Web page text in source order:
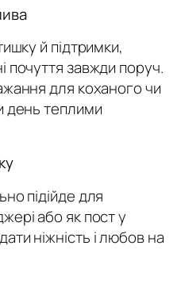
й підтримки,
почуття завжди поруч.
для коханого чи
день теплими
підійде для
або як пост у
ніжність і любов на